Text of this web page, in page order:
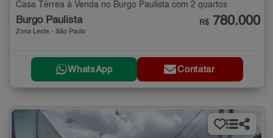
Casa Térrea à Venda no Burgo Paulista com 2 quartos
Burgo Paulista
Zona Leste - São Paulo
R$ 780.000
WhatsApp Contatar